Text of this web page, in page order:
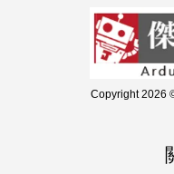
Copyright 2026